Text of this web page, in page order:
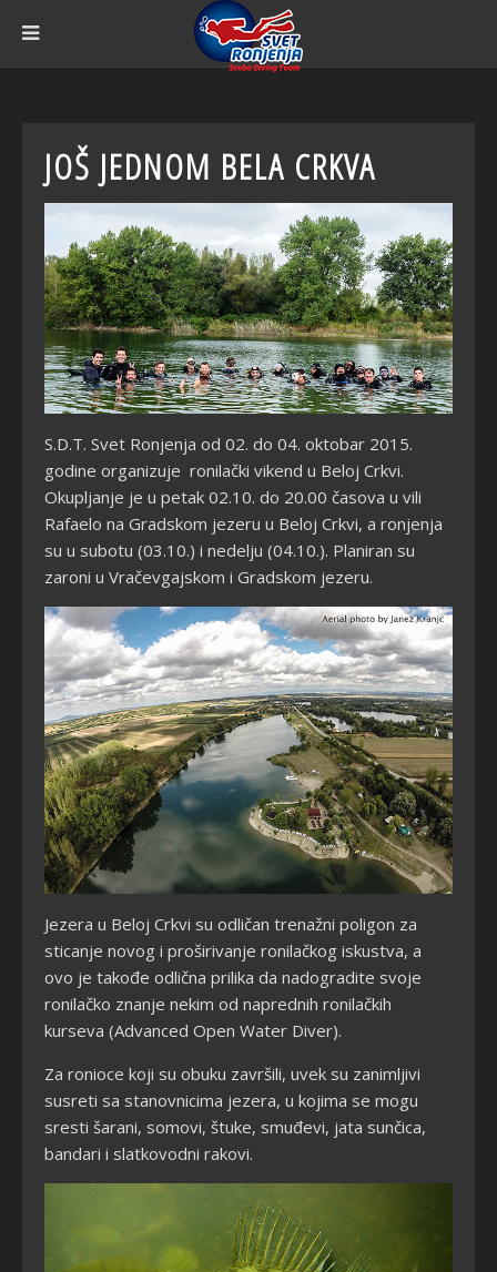
JOŠ JEDNOM BELA CRKVA
S.D.T. Svet Ronjenja od 02. do 04. oktobar 2015.
godine organizuje ronilački vikend u Beloj Crkvi.
Okupljanje je u petak 02.10. do 20.00 časova u vili
Rafaelo na Gradskom jezeru u Beloj Crkvi, a ronjenja
su u subotu (03.10.) i nedelju (04.10.). Planiran su
zaroni u Vračevgajskom i Gradskom jezeru.
Jezera u Beloj Crkvi su odličan trenažni poligon za
sticanje novog i proširivanje ronilačkog iskustva, a
ovo je takođe odlična prilika da nadogradite svoje
ronilačko znanje nekim od naprednih ronilačkih
kurseva (Advanced Open Water Diver).
Za ronioce koji su obuku završili, uvek su zanimljivi
susreti sa stanovnicima jezera, u kojima se mogu
sresti šarani, somovi, štuke, smuđevi, jata sunčica,
bandari i slatkovodni rakovi.